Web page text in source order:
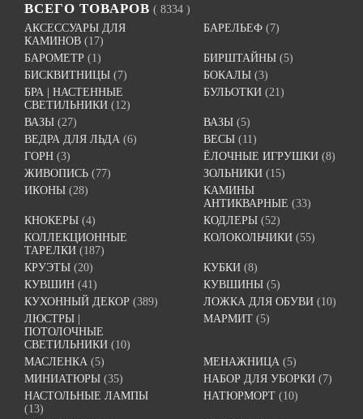
ВСЕГО ТОВАРОВ ( 8334 )
АКСЕССУАРЫ ДЛЯ
КАМИНОВ (17)
БАРЕЛЬЕФ (7)
БАРОМЕТР (1) БИРШТАЙНЫ (5)
БИСКВИТНИЦЫ (7) БОКАЛЫ (3)
БРА | НАСТЕННЫЕ
СВЕТИЛЬНИКИ (12)
БУЛЬОТКИ (21)
ВАЗЫ (27) ВАЗЫ (5)
ВЕДРА ДЛЯ ЛЬДА (6) ВЕСЫ (11)
ГОРН (3) ЁЛОЧНЫЕ ИГРУШКИ (8)
ЖИВОПИСЬ (77) ЗОЛЬНИКИ (15)
ИКОНЫ (28)
КАМИНЫ
АНТИКВАРНЫЕ (33)
КНОКЕРЫ (4) КОДЛЕРЫ (52)
КОЛЛЕКЦИОННЫЕ
ТАРЕЛКИ (187)
КОЛОКОЛЬЧИКИ (55)
КРУЭТЫ (20) КУБКИ (8)
КУВШИН (41) КУВШИНЫ (5)
КУХОННЫЙ ДЕКОР (389) ЛОЖКА ДЛЯ ОБУВИ (10)
ЛЮСТРЫ |
ПОТОЛОЧНЫЕ
СВЕТИЛЬНИКИ (10)
МАРМИТ (5)
МАСЛЕНКА (5) МЕНАЖНИЦА (5)
МИНИАТЮРЫ (35) НАБОР ДЛЯ УБОРКИ (7)
НАСТОЛЬНЫЕ ЛАМПЫ
(13)
НАТЮРМОРТ (10)